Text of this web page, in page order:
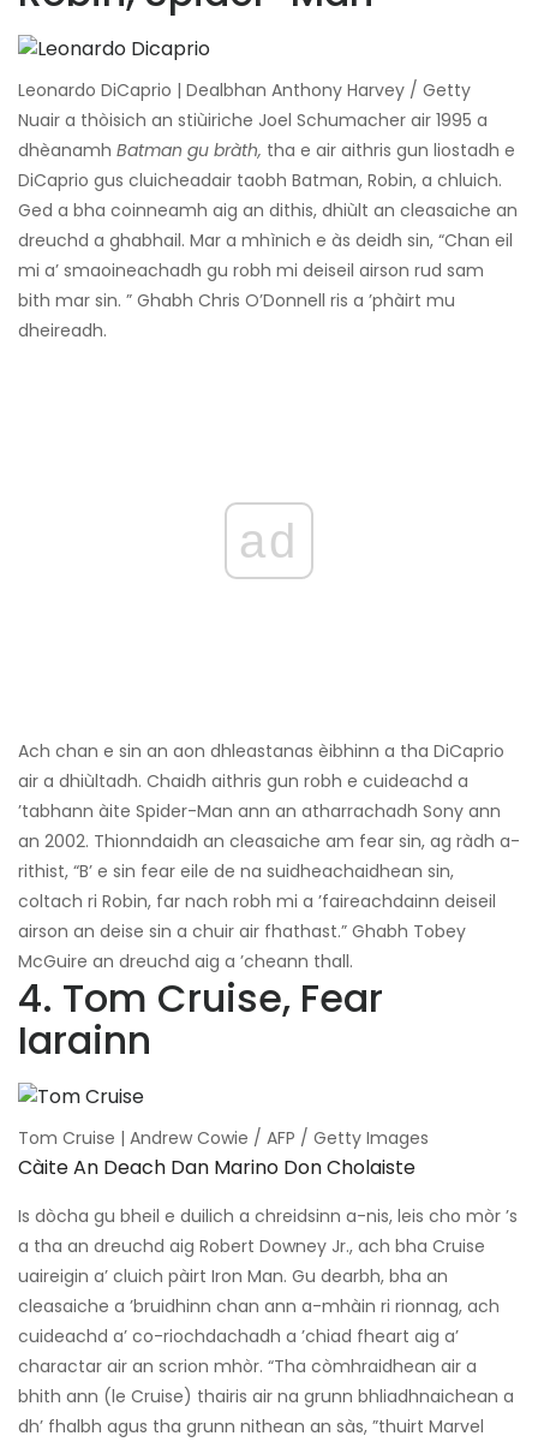
Leonardo DiCaprio | Dealbhan Anthony Harvey / Getty
Nuair a thòisich an stiùiriche Joel Schumacher air 1995 a
dhèanamh Batman gu bràth, tha e air aithris gun liostadh e
DiCaprio gus cluicheadair taobh Batman, Robin, a chluich.
Ged a bha coinneamh aig an dithis, dhiùlt an cleasaiche an
dreuchd a ghabhail. Mar a mhìnich e às deidh sin, “Chan eil
mi a’ smaoineachadh gu robh mi deiseil airson rud sam
bith mar sin. ” Ghabh Chris O’Donnell ris a ’phàirt mu
dheireadh.
ad
Ach chan e sin an aon dhleastanas èibhinn a tha DiCaprio
air a dhiùltadh. Chaidh aithris gun robh e cuideachd a
’tabhann àite Spider-Man ann an atharrachadh Sony ann
an 2002. Thionndaidh an cleasaiche am fear sin, ag ràdh a-
rithist, “B’ e sin fear eile de na suidheachaidhean sin,
coltach ri Robin, far nach robh mi a ’faireachdainn deiseil
airson an deise sin a chuir air fhathast.” Ghabh Tobey
McGuire an dreuchd aig a ’cheann thall.
4. Tom Cruise, Fear
Iarainn
Tom Cruise | Andrew Cowie / AFP / Getty Images
Càite An Deach Dan Marino Don Cholaiste
Is dòcha gu bheil e duilich a chreidsinn a-nis, leis cho mòr ’s
a tha an dreuchd aig Robert Downey Jr., ach bha Cruise
uaireigin a’ cluich pàirt Iron Man. Gu dearbh, bha an
cleasaiche a ’bruidhinn chan ann a-mhàin ri rionnag, ach
cuideachd a’ co-riochdachadh a ’chiad fheart aig a’
charactar air an scrion mhòr. “Tha còmhraidhean air a
bhith ann (le Cruise) thairis air na grunn bhliadhnaichean a
dh’ fhalbh agus tha grunn nithean an sàs, ”thuirt Marvel